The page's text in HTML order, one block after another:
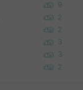
9
2
2
3
3
2